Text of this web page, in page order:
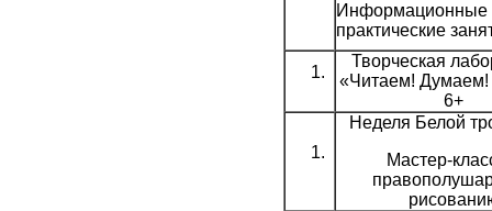
Информационные
практические
Творческая
«Читаем! Думаем!
6+
Неделя Белой
Мастер-